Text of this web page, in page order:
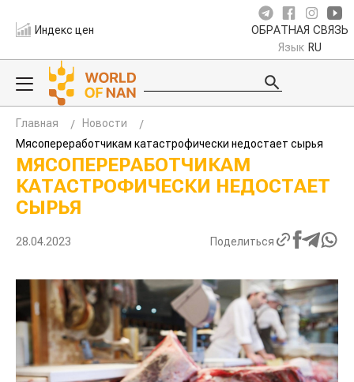
Индекс цен ОБРАТНАЯ СВЯЗЬ
Язык RU
Главная
Новости
Мясопереработчикам катастрофически недостает сырья
МЯСОПЕРЕРАБОТЧИКАМ
КАТАСТРОФИЧЕСКИ НЕДОСТАЕТ
СЫРЬЯ
28.04.2023 Поделиться